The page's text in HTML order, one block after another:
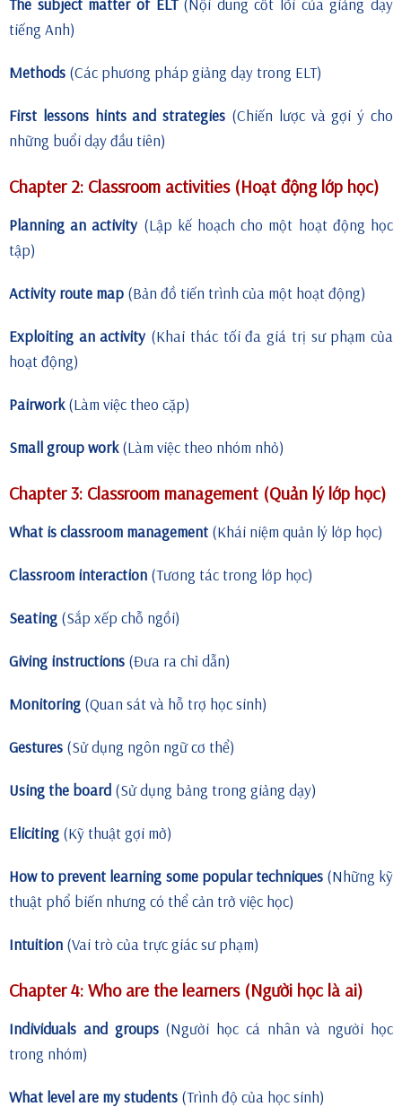
The subject matter of ELT(Nội dung cốt lõi của giảng dạy
tiếng Anh)
Methods (Các phương pháp giảng dạy trong ELT)
First lessons hints and strategies (Chiến lược và gợi ý cho
những buổi dạy đầu tiên)
Chapter 2: Classroom activities (Hoạt động lớp học)
Planning an activity (Lập kế hoạch cho một hoạt động học
tập)
Activity route map (Bản đồ tiến trình của một hoạt động)
Exploiting an activity (Khai thác tối đa giá trị sư phạm của
hoạt động)
Pairwork(Làm việc theo cặp)
Small group work(Làm việc theo nhóm nhỏ)
Chapter 3: Classroom management (Quản lý lớp học)
What is classroom management (Khái niệm quản lý lớp học)
Classroom interaction (Tương tác trong lớp học)
Seating (Sắp xếp chỗ ngồi)
Giving instructions (Đưa ra chỉ dẫn)
Monitoring (Quan sát và hỗ trợ học sinh)
Gestures (Sử dụng ngôn ngữ cơ thể)
Using the board (Sử dụng bảng trong giảng dạy)
Eliciting (Kỹ thuật gợi mở)
How to prevent learning some popular techniques(Những kỹ
thuật phổ biến nhưng có thể cản trở việc học)
Intuition (Vai trò của trực giác sư phạm)
Chapter 4: Who are the learners (Người học là ai)
Individuals and groups(Người học cá nhân và người học
trong nhóm)
What level are my students (Trình độ của học sinh)